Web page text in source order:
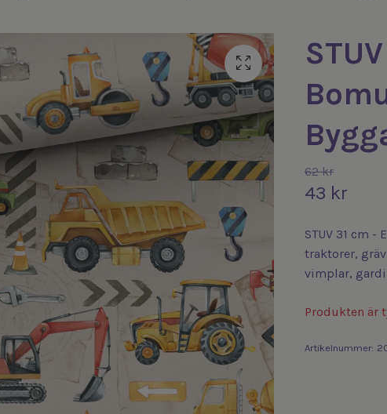
62 kr
43 kr
STUV 31 cm
traktorer,
vimplar,
Produkten är
Artikelnummer: